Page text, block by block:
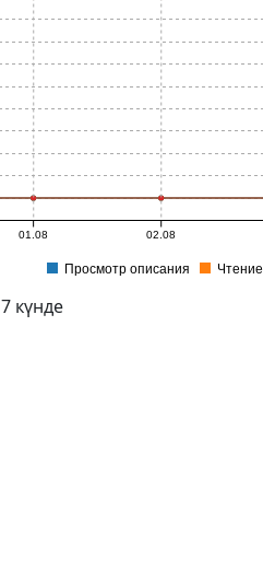
01.08 02.08
Просмотр описания Чтение
7 күнде